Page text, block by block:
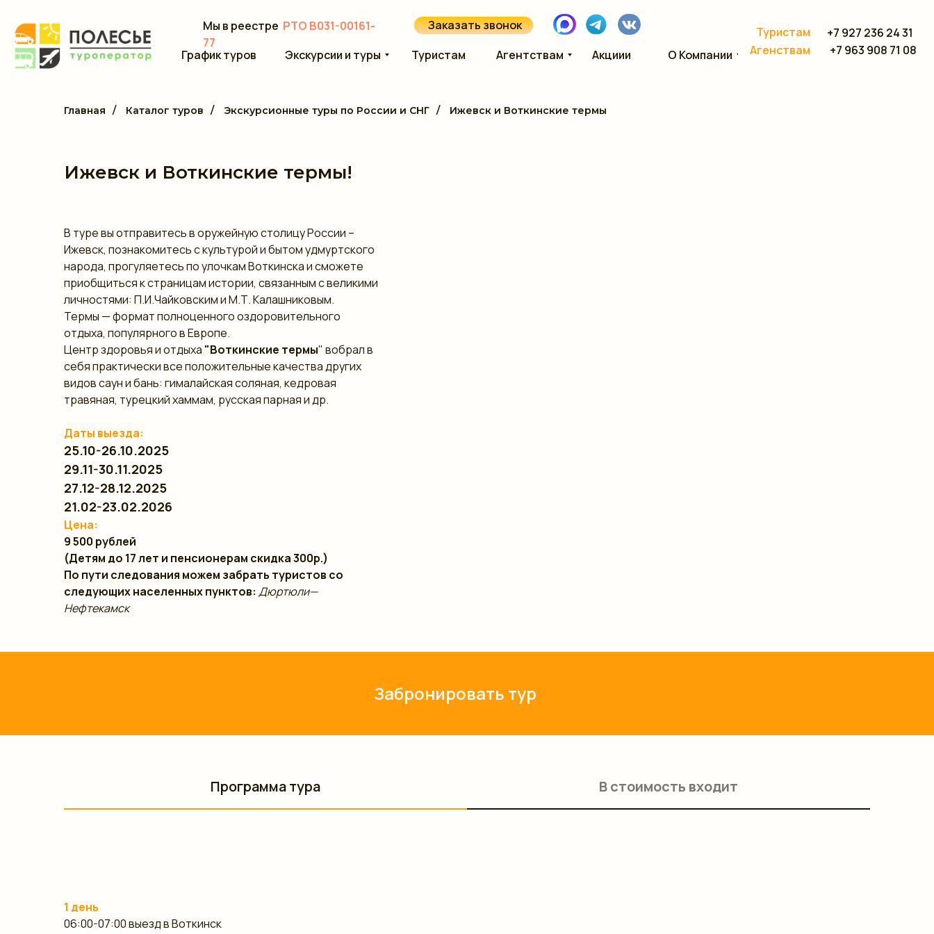
Экскурсии и туры Туристам
График туров О Компании
+7 927 236 24 31
+7 963 908 71 08
Туристам
Агенствам
Агентствам Акциии
Мы в реестре РТО В031-00161-
77
Заказать звонок
Главная / Каталог туров / Экскурсионные туры по России и СНГ / Ижевск и Воткинские термы
Ижевск и Воткинские термы!
В туре вы отправитесь в оружейную столицу России –
Ижевск, познакомитесь с культурой и бытом удмуртского
народа, прогуляетесь по улочкам Воткинска и сможете
приобщиться к страницам истории, связанным с великими
личностями: П.И.Чайковским и М.Т. Калашниковым.
Термы — формат полноценного оздоровительного
отдыха, популярного в Европе.
Центр здоровья и отдыха "Воткинские термы" вобрал в
себя практически все положительные качества других
видов саун и бань: гималайская соляная, кедровая
травяная, турецкий хаммам, русская парная и др.
Даты выезда:
25.10-26.10.2025
29.11-30.11.2025
27.12-28.12.2025
21.02-23.02.2026
Цена:
9 500 рублей
(Детям до 17 лет и пенсионерам скидка 300р.)
По пути следования можем забрать туристов со
следующих населенных пунктов: Дюртюли—
Нефтекамск
Забронировать тур
Программа тура В стоимость входит
1 день
06:00-07:00 выезд в Воткинск